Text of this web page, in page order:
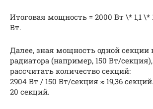
Итоговая мощность = 2000 Вт \* 1,1 \*
Вт.
Далее, зная мощность одной секции
радиатора (например, 150 Вт/
рассчитать количество секций:
2904 Вт / 150 Вт/секция ≈ 19,36
20 секций.